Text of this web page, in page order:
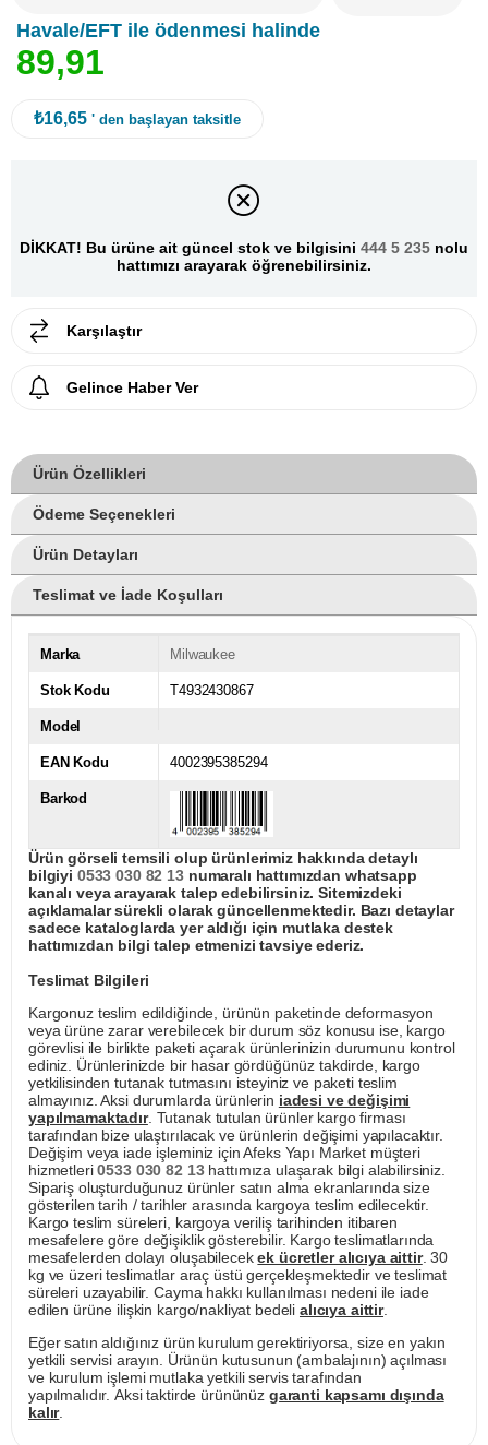
Havale/EFT ile ödenmesi halinde
89,91
₺16,65 ' den başlayan taksitle
DİKKAT! Bu ürüne ait güncel stok ve bilgisini 444 5 235 nolu
hattımızı arayarak öğrenebilirsiniz.
Karşılaştır
Gelince Haber Ver
Ürün Özellikleri
Ödeme Seçenekleri
Ürün Detayları
Teslimat ve İade Koşulları
Marka Milwaukee
Stok Kodu T4932430867
Model
EAN Kodu 4002395385294
Barkod
Ürün görseli temsili olup ürünlerimiz hakkında detaylı
bilgiyi 0533 030 82 13numaralı hattımızdan whatsapp
kanalı veya arayarak talep edebilirsiniz. Sitemizdeki
açıklamalar sürekli olarak güncellenmektedir. Bazı detaylar
sadece kataloglarda yer aldığı için mutlaka destek
hattımızdan bilgi talep etmenizi tavsiye ederiz.
Teslimat Bilgileri
Kargonuz teslim edildiğinde, ürünün paketinde deformasyon
veya ürüne zarar verebilecek bir durum söz konusu ise, kargo
görevlisi ile birlikte paketi açarak ürünlerinizin durumunu kontrol
ediniz. Ürünlerinizde bir hasar gördüğünüz takdirde, kargo
yetkilisinden tutanak tutmasını isteyiniz ve paketi teslim
almayınız. Aksi durumlarda ürünlerin iadesi ve değişimi
yapılmamaktadır. Tutanak tutulan ürünler kargo firması
tarafından bize ulaştırılacak ve ürünlerin değişimi yapılacaktır.
Değişim veya iade işleminiz için Afeks Yapı Market müşteri
hizmetleri0533 030 82 13hattımıza ulaşarak bilgi alabilirsiniz.
Sipariş oluşturduğunuz ürünler satın alma ekranlarında size
gösterilen tarih / tarihler arasında kargoya teslim edilecektir.
Kargo teslim süreleri, kargoya veriliş tarihinden itibaren
mesafelere göre değişiklik gösterebilir. Kargo teslimatlarında
mesafelerden dolayı oluşabilecekek ücretler alıcıya aittir. 30
kg ve üzeri teslimatlar araç üstü gerçekleşmektedir ve teslimat
süreleri uzayabilir. Cayma hakkı kullanılması nedeni ile iade
edilen ürüne ilişkin kargo/nakliyat bedeli alıcıya aittir.
Eğer satın aldığınız ürün kurulum gerektiriyorsa, size en yakın
yetkili servisi arayın. Ürünün kutusunun (ambalajının) açılması
ve kurulum işlemi mutlaka yetkili servis tarafından
yapılmalıdır. Aksi taktirde ürününüz garanti kapsamı dışında
kalır.